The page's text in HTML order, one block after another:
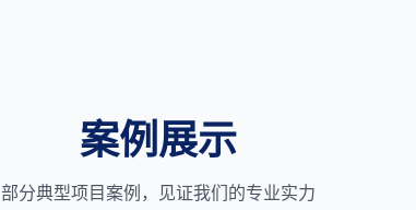
案例展示
部分典型项目案例，见证我们的专业实力